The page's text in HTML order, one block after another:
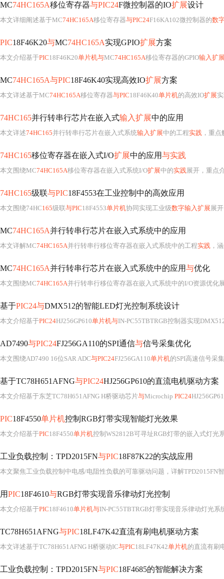
MC74HC165A移位寄存器与PIC24F微控制器的IO扩展设计
本文详细阐述基于MC74HC165A移位寄存器与PIC24F16KA102微控制器的数
PIC18F46K20与MC74HC165A实现GPIO扩展方案
本文介绍基于PIC18F46K20单片机与MC74HC165A移位寄存器的GPIO输入扩
MC74HC165A与PIC18F46K40实现高效IO扩展方案
本文详述基于MC74HC165A移位寄存器与PIC18F46K40单片机的高效IO扩展实现方法
74HC165并行转串行芯片在嵌入式输入扩展中的应用
本文详述74HC165并行转串行芯片在嵌入式系统输入扩展中的工程实践 ，重
74HC165移位寄存器在嵌入式I/O扩展中的应用与实践
本文围绕MC74HC165A移位寄存器在嵌入式系统I/O扩展中的实践展开，重点
74HC165级联与PIC18F4553在工业控制中的高效应用
本文围绕74HC165级联与PIC18F4553单片机协同实现工业级数字输入扩展展开，重
MC74HC165A并行转串行芯片在嵌入式系统中的应用
本文详解MC74HC165A并行转串行移位寄存器在嵌入式系统中的工程实践 ，
MC74HC165A并行转串行芯片在嵌入式系统中的应用与优化
本文围绕MC74HC165A并行转串行移位寄存器在嵌入式系统中的I/O资源优化展开，
基于PIC24与DMX512的智能LED灯光控制系统设计
本文介绍基于PIC24HJ256GP610单片机与IN-PC55TBTRGB控制器实现DMX512协议LED灯光控
AD7490与PIC24FJ256GA110的SPI通信与信号采集优化
本文围绕AD7490 16位SAR ADC与PIC24FJ256GA110单片机的SPI高速信号采集系统展开，涵盖硬件协同设计（含PPS引脚配置、CONVST整形、基准源选型）、SPI时序优化（8MHz稳定波特率、CS间隔控制
基于TC78H651AFNG与PIC24HJ256GP610的直流电机驱动方案
本文介绍基于东芝TC78H651AFNG H桥驱动芯片与Microchip PIC24
PIC18F4550单片机控制RGB灯带实现智能灯光效果
本文介绍基于PIC18F4550单片机控制WS2812B可寻址RGB灯带的嵌入式灯光
工业负载控制：TPD2015FN与PIC18F87K22的实战应用
本文聚焦工业负载控制中电感/电阻性负载的可靠驱动问题，详解TPD2015FN
用PIC18F4610与RGB灯带实现音乐律动灯光控制
本文介绍基于PIC18F4610单片机与IN-PC55TBTRGB灯带实现音乐律动灯光系
TC78H651AFNG与PIC18LF47K42直流有刷电机驱动方案
本文详述基于TC78H651AFNG H桥驱动IC与PIC18LF47K42单片机的直流有刷电机
工业负载控制：TPD2015FN与PIC18F4685的智能解决方案